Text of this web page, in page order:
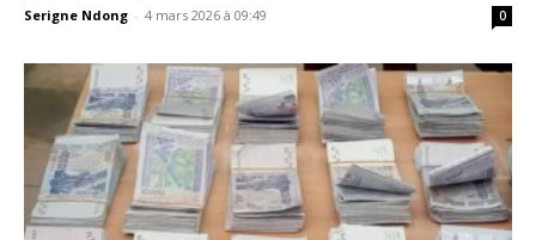
Serigne Ndong - 4 mars 2026 à 09:49 0